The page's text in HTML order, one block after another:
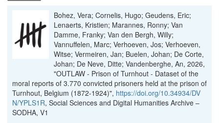
Bohez, Vera; Cornelis, Hugo; Geudens, Eric;
Lenaerts, Kristien; Marannes, Ronny; Van
Damme, Franky; Van den Bergh, Willy;
Vannuffelen, Marc; Verhoeven, Jos; Verhoeven,
Witse; Vermeiren, Jan; Buelen, Johan; De Corte,
Johan; De Neve, Ditte; Vandenberghe, An, 2026,
"OUTLAW - Prison of Turnhout - Dataset of the
moral reports of 3.770 convicted prisoners held at the prison of
Turnhout, Belgium (1872-1924)", https://doi.org/10.34934/DV
N/YPLS1R, Social Sciences and Digital Humanities Archive –
SODHA, V1